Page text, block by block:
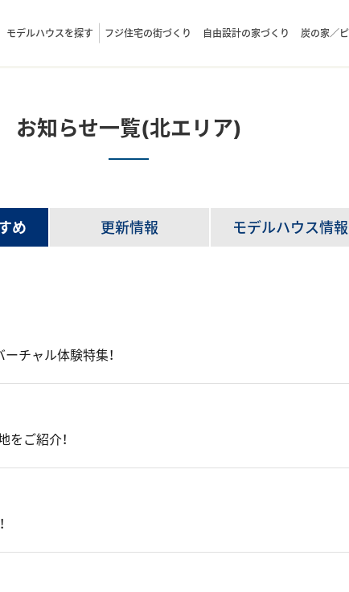
モデルハウスを探す フジ住宅の街づくり 自由設計の家づくり 炭の家／
お知らせ一覧(北エリア)
め 更新情報 モデルハウス情報
チャル体験特集！
をご紹介！